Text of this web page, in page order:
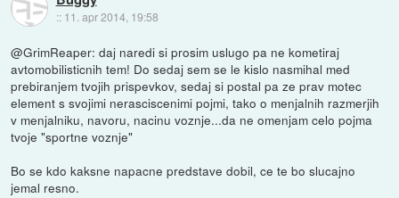
:: 11. apr 2014, 19:58
@GrimReaper: daj naredi si prosim uslugo pa ne kometiraj
avtomobilisticnih tem! Do sedaj sem se le kislo nasmihal med
prebiranjem tvojih prispevkov, sedaj si postal pa ze prav motec
element s svojimi nerasciscenimi pojmi, tako o menjalnih razmerjih
v menjalniku, navoru, nacinu voznje...da ne omenjam celo pojma
tvoje "sportne voznje"
Bo se kdo kaksne napacne predstave dobil, ce te bo slucajno
jemal resno.